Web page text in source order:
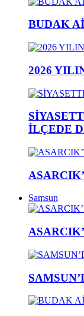
BUDAK
2026
İLÇEDE
Samsun